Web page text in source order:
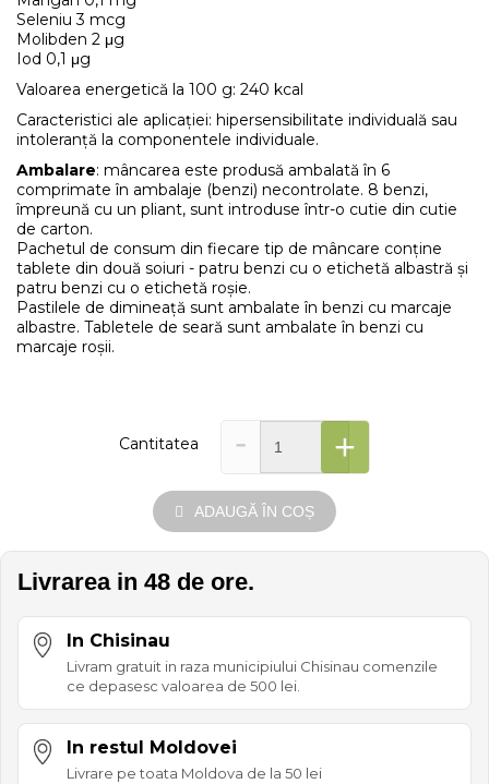
Seleniu 3 mcg
Molibden 2 μg
Iod 0,1 μg
Valoarea energetică la 100 g: 240 kcal
Caracteristici ale aplicației: hipersensibilitate individuală sau
intoleranță la componentele individuale.
Ambalare: mâncarea este produsă ambalată în 6
comprimate în ambalaje (benzi) necontrolate. 8 benzi,
împreună cu un pliant, sunt introduse într-o cutie din cutie
de carton.
Pachetul de consum din fiecare tip de mâncare conține
tablete din două soiuri - patru benzi cu o etichetă albastră și
patru benzi cu o etichetă roșie.
Pastilele de dimineață sunt ambalate în benzi cu marcaje
albastre. Tabletele de seară sunt ambalate în benzi cu
marcaje roșii.
Cantitatea - +
ADAUGĂ ÎN COȘ
Livrarea in 48 de ore.
In Chisinau
Livram gratuit in raza municipiului Chisinau comenzile
ce depasesc valoarea de 500 lei.
In restul Moldovei
Livrare pe toata Moldova de la 50 lei